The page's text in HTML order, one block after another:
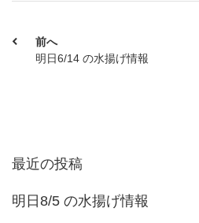
前へ
明日6/14 の水揚げ情報
最近の投稿
明日8/5 の水揚げ情報